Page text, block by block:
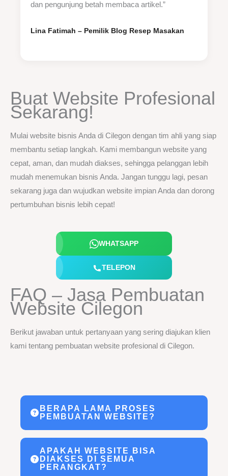
dan pengunjung betah membaca artikel.”
Lina Fatimah – Pemilik Blog Resep Masakan
Buat Website Profesional
Sekarang!
Mulai website bisnis Anda di Cilegon dengan tim ahli yang siap
membantu setiap langkah. Kami membangun website yang
cepat, aman, dan mudah diakses, sehingga pelanggan lebih
mudah menemukan bisnis Anda. Jangan tunggu lagi, pesan
sekarang juga dan wujudkan website impian Anda dan dorong
pertumbuhan bisnis lebih cepat!
WHATSAPP
TELEPON
FAQ – Jasa Pembuatan
Website Cilegon
Berikut jawaban untuk pertanyaan yang sering diajukan klien
kami tentang pembuatan website profesional di Cilegon.
BERAPA LAMA PROSES
PEMBUATAN WEBSITE?
sederhana dalam 3–5 hari kerja. Untuk website
kompleks, proses bisa memakan waktu hingga 2–
APAKAH WEBSITE BISA
DIAKSES DI SEMUA
PERANGKAT?